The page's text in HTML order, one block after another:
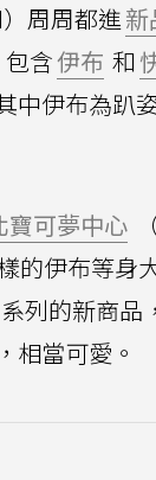
）周周都進新
含伊布 和
中伊布為趴
寶可夢中心
的伊布等身
列的新商
相當可愛。